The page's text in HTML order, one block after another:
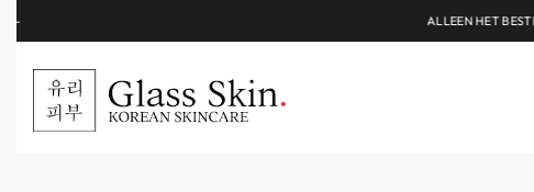
ALLEEN HET BESTE VOOR JOU GESELECTEERD!